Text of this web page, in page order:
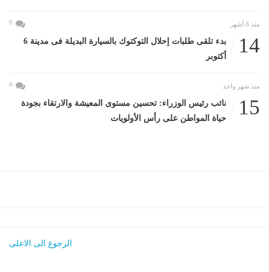
منذ 8 أشهر 0
14
بدء تلقى طلبات إحلال التوكتوك بالسيارة البديلة فى مدينة 6
أكتوبر
منذ شهر واحد 0
15
نائب رئيس الوزراء: تحسين مستوى المعيشة والارتقاء بجودة
حياة المواطن على رأس الأولويات
الرجوع الى الاعلى